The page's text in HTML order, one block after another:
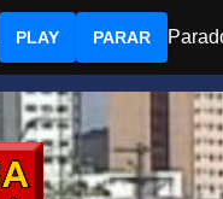
PLAY PARAR